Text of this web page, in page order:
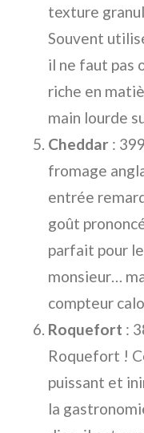
texture
Souvent
il ne faut pas
riche en
main lourde
Cheddar :
fromage
entrée
goût
parfait pour
monsieur…
compteur
Roquefort :
Roquefort !
puissant et
la